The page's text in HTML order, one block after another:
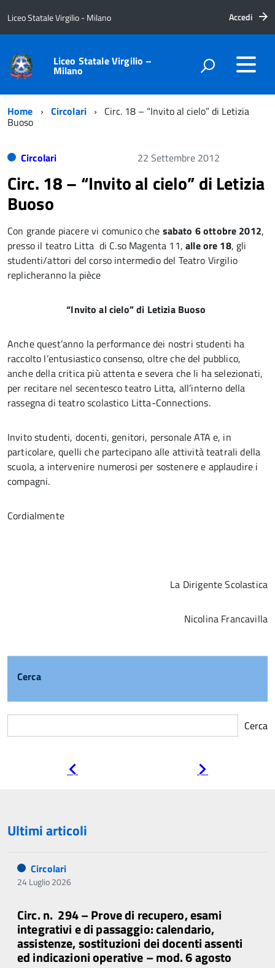
Liceo Statale Virgilio - Milano Accedi
Liceo Statale Virgilio –
Milano
Home Circolari Circ. 18 – “Invito al cielo” di Letizia
Buoso
Circolari 22 Settembre 2012
Circ. 18 – “Invito al cielo” di Letizia
Buoso
Con grande piacere vi comunico che sabato 6 ottobre 2012,
presso il teatro Litta di C.so Magenta 11,alle ore 18, gli
studenti/attori del corso intermedio del Teatro Virgilio
replicheranno la pièce
“Invito al cielo” di Letizia Buoso
Anche quest’anno la performance dei nostri studenti ha
raccolto l’entusiastico consenso, oltre che del pubblico,
anche della critica più attenta e severa che li ha selezionati,
per recitare nel secentesco teatro Litta, all’interno della
rassegna di teatro scolastico Litta-Connections.
Invito studenti, docenti, genitori, personale ATA e, in
particolare, quelli che partecipano alle attività teatrali della
scuola, a intervenire numerosi per sostenere e applaudire i
compagni.
Cordialmente
La Dirigente Scolastica
Nicolina Francavilla
Cerca
Cerca
Ultimi articoli
Circolari
24 Luglio 2026
Circ. n. 294 – Prove di recupero, esami
integrativi e di passaggio: calendario,
assistenze, sostituzioni dei docenti assenti
ed indicazioni operative – mod. 6 agosto